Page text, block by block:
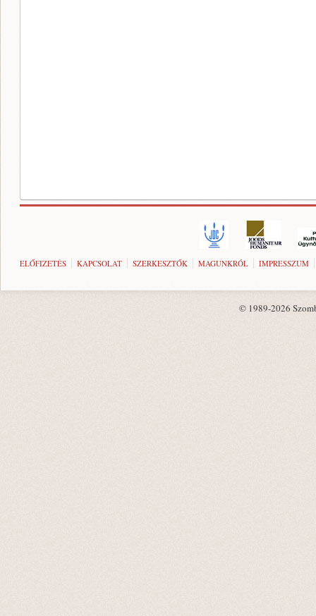
ELŐFIZETÉS KAPCSOLAT SZERKESZTŐK MAGUNKRÓL IMPRESSZUM
© 1989-2026